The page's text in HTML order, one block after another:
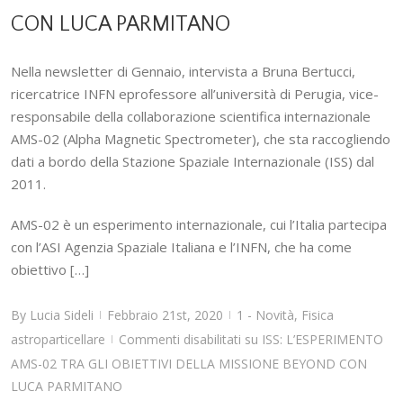
CON LUCA PARMITANO
Nella newsletter di Gennaio, intervista a Bruna Bertucci,
ricercatrice INFN eprofessore all’università di Perugia, vice-
responsabile della collaborazione scientifica internazionale
AMS-02 (Alpha Magnetic Spectrometer), che sta raccogliendo
dati a bordo della Stazione Spaziale Internazionale (ISS) dal
2011.
AMS-02 è un esperimento internazionale, cui l’Italia partecipa
con l’ASI Agenzia Spaziale Italiana e l’INFN, che ha come
obiettivo […]
By Lucia Sideli | Febbraio 21st, 2020 | 1 - Novità, Fisica
astroparticellare
| Commenti disabilitati su ISS: L’ESPERIMENTO
AMS-02 TRA GLI OBIETTIVI DELLA MISSIONE BEYOND CON
LUCA PARMITANO